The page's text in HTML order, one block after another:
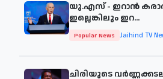
യു.എസ് - ഇറാൻ
ഇല്ലെങ്കിലും ഇറ...
Popular News Jaihind TV
ചിരിയുടെ